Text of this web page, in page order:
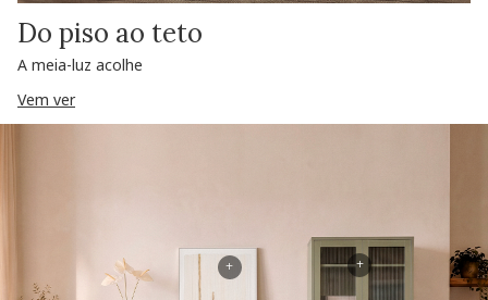
Do piso ao teto
A meia-luz acolhe
Vem ver
+
+